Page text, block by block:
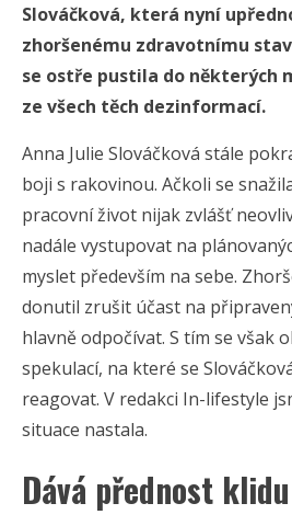
Slováčková, která nyní
zhoršenému zdravotnímu
se ostře pustila do některých
ze všech těch dezinformací.
Anna Julie Slováčková stále
boji s rakovinou. Ačkoli se
pracovní život nijak zvlášť
nadále vystupovat na
myslet především na sebe.
donutil zrušit účast na
hlavně odpočívat. S tím se však
spekulací, na které se
reagovat. V redakci In-lifestyle
situace nastala.
Dává přednost